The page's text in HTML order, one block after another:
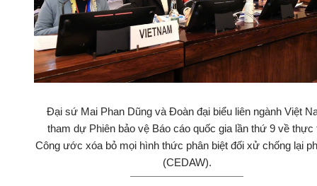
Đại sứ Mai Phan Dũng và Đoàn đại biểu liên ngành Việt
tham dự Phiên bảo vệ Báo cáo quốc gia lần thứ 9 về thực
Công ước xóa bỏ mọi hình thức phân biệt đối xử chống lại
(CEDAW).